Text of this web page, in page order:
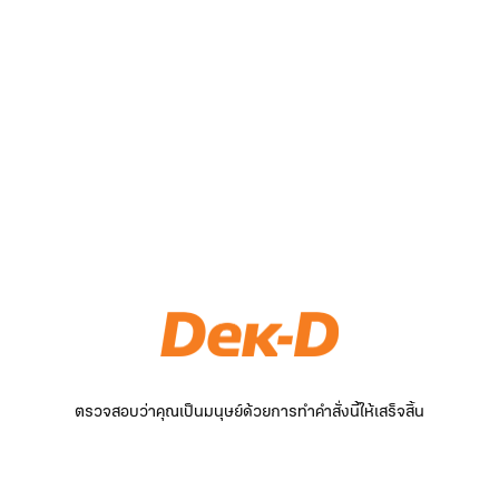
ตรวจสอบว่าคุณเป็นมนุษย์ด้วยการทำคำสั่งนี้ให้เสร็จสิ้น